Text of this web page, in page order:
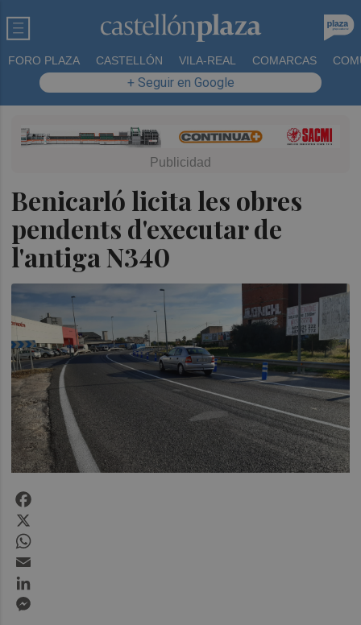
FORO PLAZA CASTELLÓN VILA-REAL COMARCAS
+ Seguir en Google
Benicarló licita les obres
pendents d'executar de
l'antiga N340